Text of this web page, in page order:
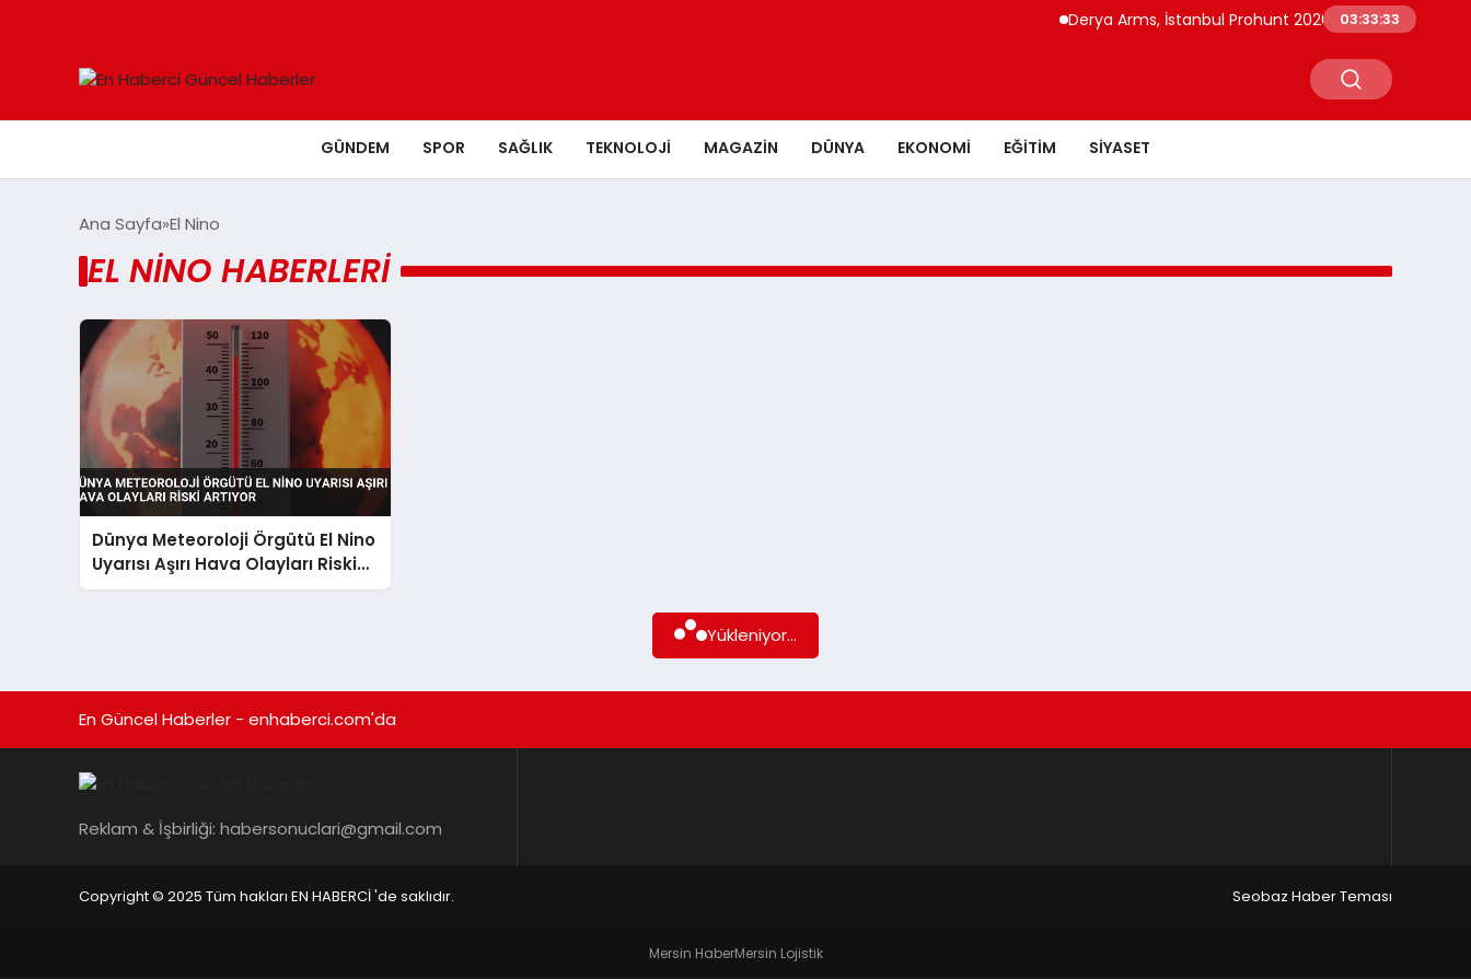
Derya Arms, İstanbul Prohunt 2026’da yeni nesil
03:33:33
GÜNDEM SPOR SAĞLIK TEKNOLOJI MAGAZIN DÜNYA EKONOMI EĞITIM SIYASET
Ana Sayfa El Nino
EL NINO HABERLERI
Dünya Meteoroloji Örgütü El Nino
Uyarısı Aşırı Hava Olayları Riski
Artıyor
Yükleniyor...
En Güncel Haberler - enhaberci.com'da
Reklam & İşbirliği: habersonuclari@gmail.com
Copyright © 2025 Tüm hakları EN HABERCİ 'de saklıdır. Seobaz Haber Teması
Mersin HaberMersin Lojistik